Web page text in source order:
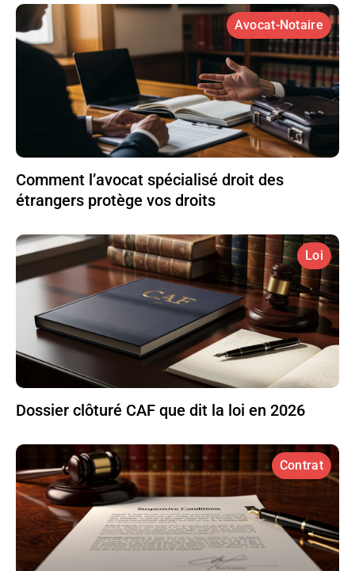
Avocat-Notaire
Comment l’avocat spécialisé droit des
étrangers protège vos droits
Loi
Dossier clôturé CAF que dit la loi en 2026
Contrat